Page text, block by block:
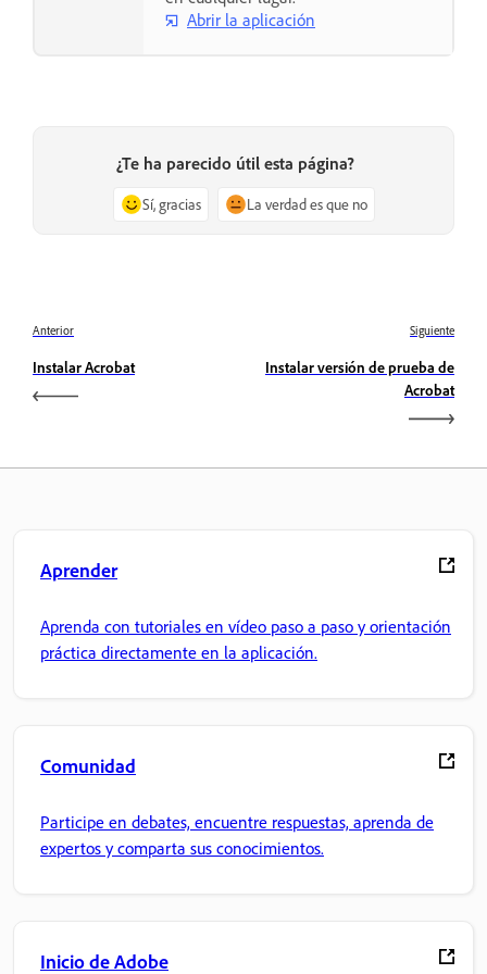
Abrir la aplicación
¿Te ha parecido útil esta página?
Sí, gracias La verdad es que no
Anterior
Instalar Acrobat
Siguiente
Instalar versión de prueba de
Acrobat
Aprender
Aprenda con tutoriales en vídeo paso a paso y orientación
práctica directamente en la aplicación.
Comunidad
Participe en debates, encuentre respuestas, aprenda de
expertos y comparta sus conocimientos.
Inicio de Adobe